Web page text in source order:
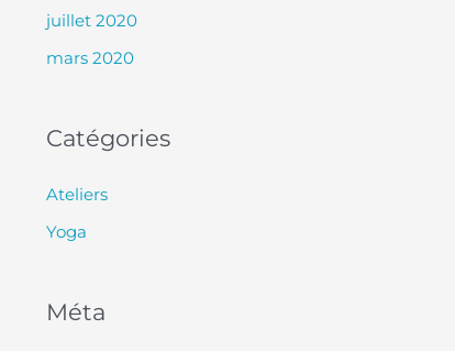
juillet 2020
mars 2020
Catégories
Ateliers
Yoga
Méta